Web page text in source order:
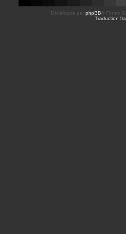
Développé par phpBB ® Forum
Traduction